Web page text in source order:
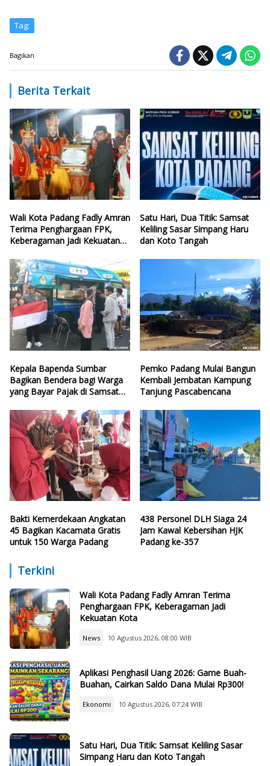
Tag:
Bagikan
Berita Terkait
Wali Kota Padang Fadly Amran
Terima Penghargaan FPK,
Keberagaman Jadi Kekuatan
Satu Hari, Dua Titik: Samsat
Keliling Sasar Simpang Haru
dan Koto Tangah
Kepala Bapenda Sumbar
Bagikan Bendera bagi Warga
yang Bayar Pajak di Samsat
Pemko Padang Mulai Bangun
Kembali Jembatan Kampung
Tanjung Pascabencana
Bakti Kemerdekaan Angkatan
45 Bagikan Kacamata Gratis
untuk 150 Warga Padang
438 Personel DLH Siaga 24
Jam Kawal Kebersihan HJK
Padang ke-357
Terkini
Wali Kota Padang Fadly Amran Terima
Penghargaan FPK, Keberagaman Jadi
Kekuatan Kota
News 10 Agustus 2026, 08:00 WIB
Aplikasi Penghasil Uang 2026: Game Buah-
Buahan, Cairkan Saldo Dana Mulai Rp300!
Ekonomi 10 Agustus 2026, 07:24 WIB
Satu Hari, Dua Titik: Samsat Keliling Sasar
Simpang Haru dan Koto Tangah